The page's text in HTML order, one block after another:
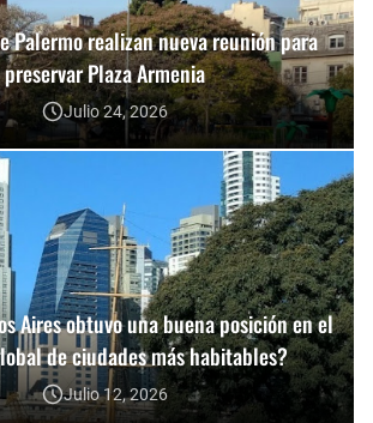
Palermo realizan nueva reunión para
preservar Plaza Armenia
Julio 24, 2026
Aires obtuvo una buena posición en el
de ciudades más habitables?
Julio 12, 2026